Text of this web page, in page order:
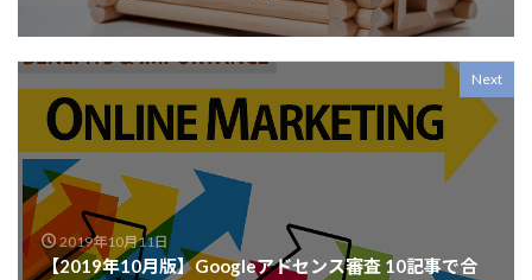
Next
2019年10月11日
【2019年10月版】Googleアドセンス審査 10記事で合